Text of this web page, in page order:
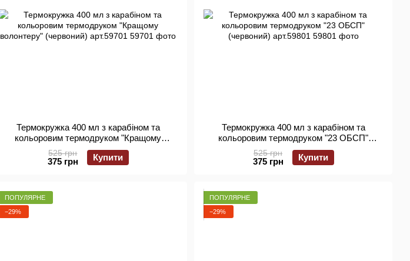
Термокружка 400 мл з карабіном та
кольоровим термодруком "Кращому
волонтеру" (червоний) арт.59701
525 грн
375 грн Купити
Термокружка 400 мл з карабіном та
кольоровим термодруком "23 ОБСП"
(червоний) арт.59801
525 грн
375 грн Купити
ПОПУЛЯРНЕ
−29%
ПОПУЛЯРНЕ
−29%